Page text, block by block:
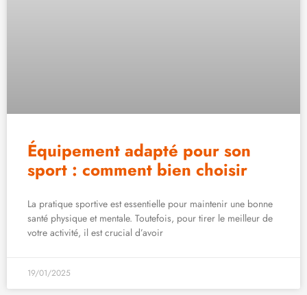
Équipement adapté pour son
sport : comment bien choisir
La pratique sportive est essentielle pour maintenir une bonne
santé physique et mentale. Toutefois, pour tirer le meilleur de
votre activité, il est crucial d’avoir
19/01/2025